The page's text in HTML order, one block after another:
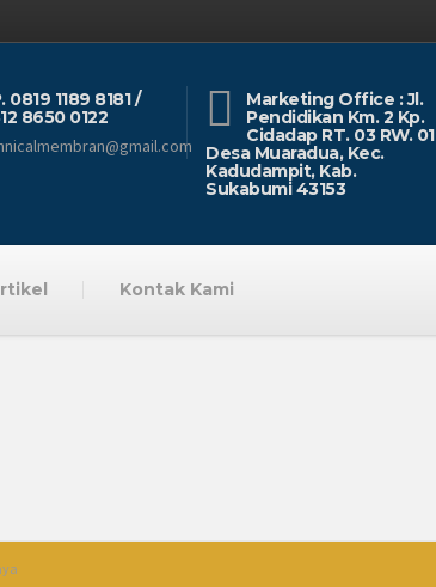
0819 1189 8181 /
8650 0122
Marketing Office : Jl.
Pendidikan Km. 2 Kp.
Cidadap RT. 03 RW. 01
Desa Muaradua, Kec.
Kadudampit, Kab.
Sukabumi 43153
Kontak Kami